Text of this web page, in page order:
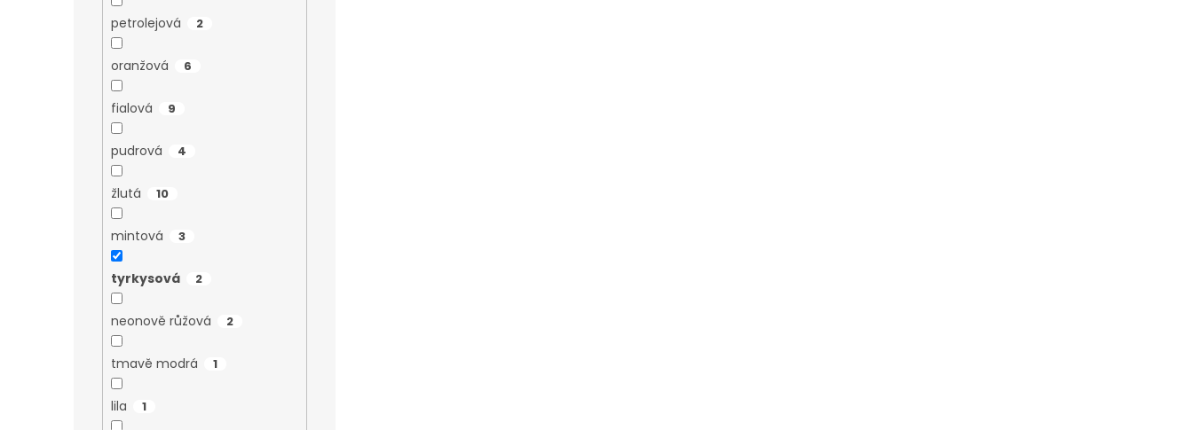
petrolejová 2
oranžová 6
fialová 9
pudrová 4
žlutá 10
mintová 3
tyrkysová 2
neonově růžová 2
tmavě modrá 1
lila 1